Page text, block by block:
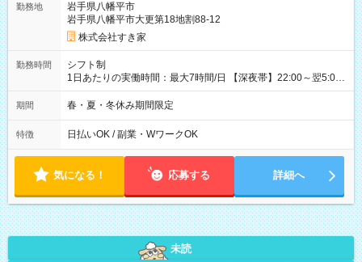
同時給）
勤務地
岩手県八幡平市
岩手県八幡平市大更第18地割88-12
株式会社すき家
勤務時間
シフト制
1日あたりの実働時間：最大7時間/日 【深夜帯】22:00～翌5:00
週2日～・1日2h～OK◎ ※22:00から翌5:00までは18歳以上の方
のみ勤務可能です（18歳未満の深夜業務禁止のため） ★深夜で
す。 必ず、2名以上での勤務を行いますので、安心して働けま
す。
期間 春・夏・冬休み期間限定
特徴 日払いOK / 副業・WワークOK
気になる！ 応募する 詳細へ
未読